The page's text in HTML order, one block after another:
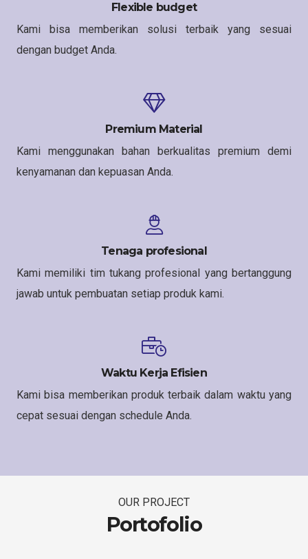
Flexible budget
Kami bisa memberikan solusi terbaik yang sesuai
dengan budget Anda.
Premium Material
Kami menggunakan bahan berkualitas premium demi
kenyamanan dan kepuasan Anda.
Tenaga profesional
Kami memiliki tim tukang profesional yang bertanggung
jawab untuk pembuatan setiap produk kami.
Waktu Kerja Efisien
Kami bisa memberikan produk terbaik dalam waktu yang
cepat sesuai dengan schedule Anda.
OUR PROJECT
Portofolio